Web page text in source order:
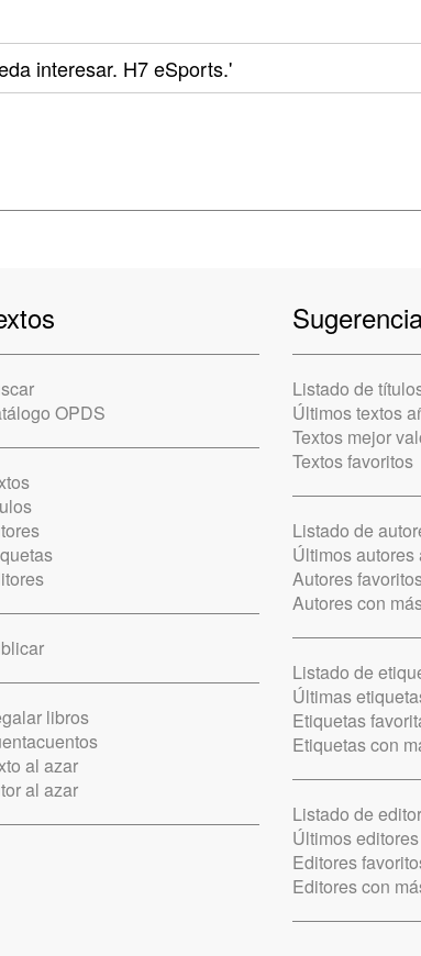
interesar. H7 eSports.'
OPDS
libros
al azar
al azar
Listado de
Últimos textos
Textos mejor
Textos favoritos
Listado de
Últimos
Autores
Autores con
Listado de
Últimas
Etiquetas
Etiquetas con
Listado de
Últimos
Editores
Editores con